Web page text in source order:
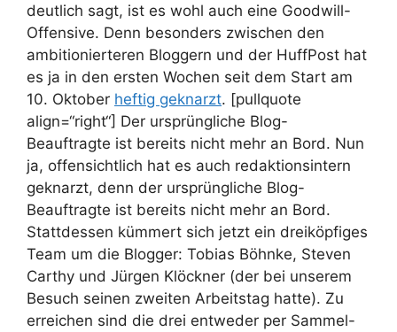
deutlich sagt, ist es wohl auch eine Goodwill-
Offensive. Denn besonders zwischen den
ambitionierteren Bloggern und der HuffPost hat
es ja in den ersten Wochen seit dem Start am
10. Oktober heftig geknarzt. [pullquote
align=“right“] Der ursprüngliche Blog-
Beauftragte ist bereits nicht mehr an Bord. Nun
ja, offensichtlich hat es auch redaktionsintern
geknarzt, denn der ursprüngliche Blog-
Beauftragte ist bereits nicht mehr an Bord.
Stattdessen kümmert sich jetzt ein dreiköpfiges
Team um die Blogger: Tobias Böhnke, Steven
Carthy und Jürgen Klöckner (der bei unserem
Besuch seinen zweiten Arbeitstag hatte). Zu
erreichen sind die drei entweder per Sammel-